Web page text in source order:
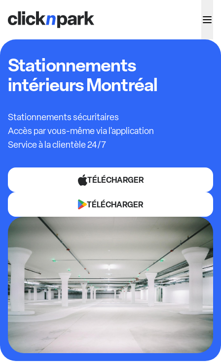
Stationnements
intérieurs Montréal
Stationnements sécuritaires
Accès par vous-même via l'application
Service à la clientèle 24/7
TÉLÉCHARGER
TÉLÉCHARGER